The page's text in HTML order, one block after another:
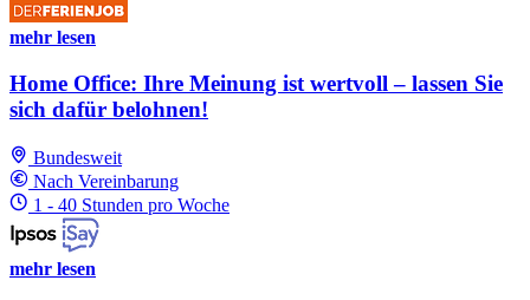
mehr lesen
Home Office: Ihre Meinung ist wertvoll – lassen Sie
sich dafür belohnen!
Bundesweit
Nach Vereinbarung
1 - 40 Stunden pro Woche
mehr lesen